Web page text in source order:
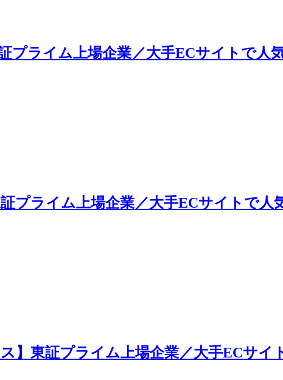
プライム上場企業／大手ECサイトで人
プライム上場企業／大手ECサイトで人
】東証プライム上場企業／大手ECサイ